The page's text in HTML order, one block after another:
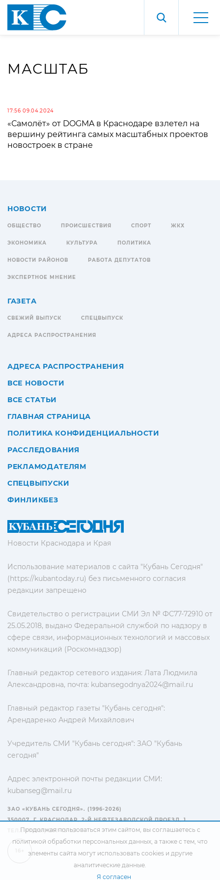
МАСШТАБ
17:56 09.04.2024
«Самолёт» от DOGMA в Краснодаре взлетел на
вершину рейтинга самых масштабных проектов
новостроек в стране
Новости Краснодара и Края
Использование материалов с сайта "Кубань Сегодня"
(https://kubantoday.ru) без письменного согласия
редакции запрещено
Свидетельство о регистрации СМИ Эл № ФС77-72910 от
25.05.2018, выдано Федеральной службой по надзору в
сфере связи, информационных технологий и массовых
коммуникаций (Роскомнадзор)
Главный редактор сетевого издания: Лата Людмила
Александровна, почта: kubansegodnya2024@mail.ru
Главный редактор газеты "Кубань сегодня":
Арендаренко Андрей Михайлович
Учредитель СМИ "Кубань сегодня": ЗАО "Кубань
сегодня"
Адрес электронной почты редакции СМИ:
kubanseg@mail.ru
НОВОСТИ
ОБЩЕСТВО ПРОИСШЕСТВИЯ СПОРТ ЖКХ
ЭКОНОМИКА КУЛЬТУРА ПОЛИТИКА
НОВОСТИ РАЙОНОВ РАБОТА ДЕПУТАТОВ
ЭКСПЕРТНОЕ МНЕНИЕ
ГАЗЕТА
СВЕЖИЙ ВЫПУСК СПЕЦВЫПУСК
АДРЕСА РАСПРОСТРАНЕНИЯ
АДРЕСА РАСПРОСТРАНЕНИЯ
ВСЕ НОВОСТИ
ВСЕ СТАТЬИ
ГЛАВНАЯ СТРАНИЦА
ПОЛИТИКА КОНФИДЕНЦИАЛЬНОСТИ
РАССЛЕДОВАНИЯ
РЕКЛАМОДАТЕЛЯМ
СПЕЦВЫПУСКИ
ФИНЛИКБЕЗ
ЗАО «КУБАНЬ СЕГОДНЯ». (1996-2026)
350007, Г. КРАСНОДАР, 2-Й НЕФТЕЗАВОДСКОЙ ПРОЕЗД, 1
ТЕЛ.: +7(861) 267-15-15
Продолжая пользоваться этим сайтом, вы соглашаетесь с
политикой обработки персональных данных, а также с тем, что
элементы сайта могут использовать cookies и другие
аналитические данные.
Я согласен